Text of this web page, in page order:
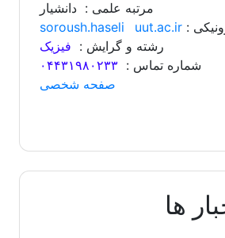
مرتبه علمی : دانشیار
:
soroush.haseli
uut.ac.ir
رشته و گرایش : فیزیک
شماره تماس : ۰۴۴۳۱۹۸۰۲۳۳
صفحه شخصی
ها